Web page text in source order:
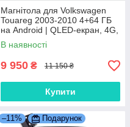
Магнітола для Volkswagen
Touareg 2003-2010 4+64 ГБ
на Android | QLED-екран, 4G,
Bluetooth
В наявності
9 950 ₴ 11 150 ₴
Купити
–11% Подарунок